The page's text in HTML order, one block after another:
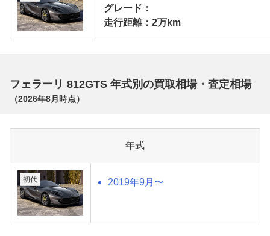
グレード：
走行距離：2万km
フェラーリ 812GTS 年式別の買取相場・査定相場
（2026年8月 時点）
年式
初代 2019年9月〜